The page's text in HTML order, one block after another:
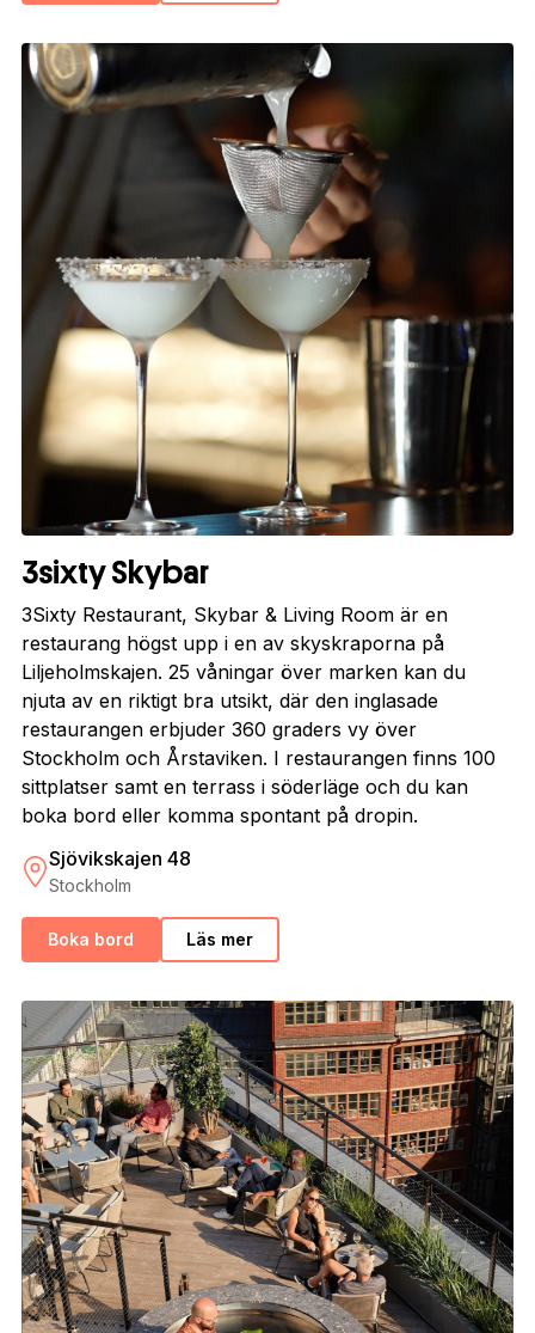
3sixty Skybar
3Sixty Restaurant, Skybar & Living Room är en
restaurang högst upp i en av skyskraporna på
Liljeholmskajen. 25 våningar över marken kan du
njuta av en riktigt bra utsikt, där den inglasade
restaurangen erbjuder 360 graders vy över
Stockholm och Årstaviken. I restaurangen finns 100
sittplatser samt en terrass i söderläge och du kan
boka bord eller komma spontant på dropin.
Sjövikskajen 48
Stockholm
Boka bord Läs mer